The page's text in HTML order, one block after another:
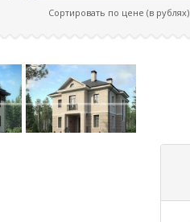
Сортировать по цене (в рублях)